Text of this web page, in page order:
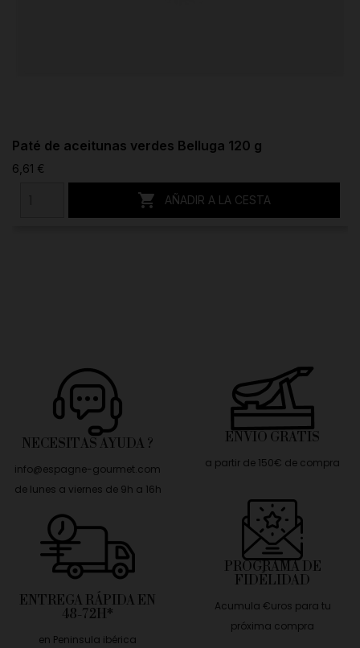
Paté de aceitunas verdes Belluga 120 g
6,61 €
 AÑADIR A LA CESTA
NECESITAS AYUDA ?
info@espagne-gourmet.com
de lunes a viernes de 9h a 16h
ENVÍO GRATIS
a partir de 150€ de compra
ENTREGA RÁPIDA EN
48-72H*
en Peninsula ibérica
PROGRAMA DE
FIDÉLIDAD
Acumula €uros para tu
próxima compra